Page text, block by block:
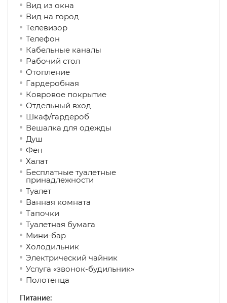
Вид из окна
Вид на город
Телевизор
Телефон
Кабельные каналы
Рабочий стол
Отопление
Гардеробная
Ковровое покрытие
Отдельный вход
Шкаф/гардероб
Вешалка для одежды
Душ
Фен
Халат
Бесплатные туалетные
принадлежности
Туалет
Ванная комната
Тапочки
Туалетная бумага
Мини-бар
Холодильник
Электрический чайник
Услуга «звонок-будильник»
Полотенца
Питание: